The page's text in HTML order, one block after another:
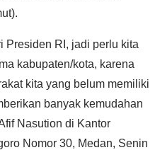
Presiden RI, jadi perlu kita
kabupaten/kota, karena
kita yang belum memiliki
banyak kemudahan
Nasution di Kantor
Nomor 30, Medan, Senin